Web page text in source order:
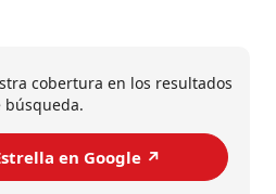
cobertura en los resultados
búsqueda.
en Google ↗️